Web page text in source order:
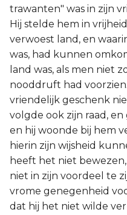
trawanten" was in zijn
Hij stelde hem in
verwoest land, en
was, had kunnen
land was, als men niet
nooddruft had
vriendelijk geschenk
volgde ook zijn raad,
en hij woonde bij hem
hierin zijn wijsheid
heeft het niet
niet in zijn voordeel te
vrome genegenheid
dat hij het niet wilde